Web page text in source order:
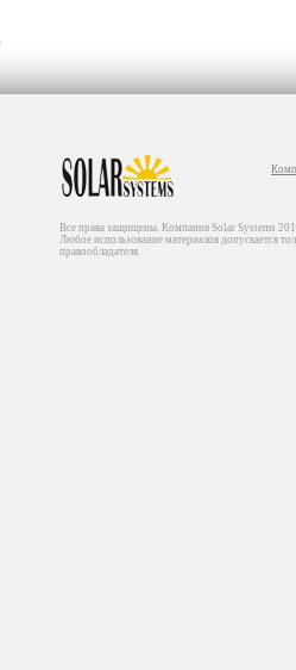
Все права защищены. Компания Solar Systems
Любое использование материалов допускается
правообладателя.